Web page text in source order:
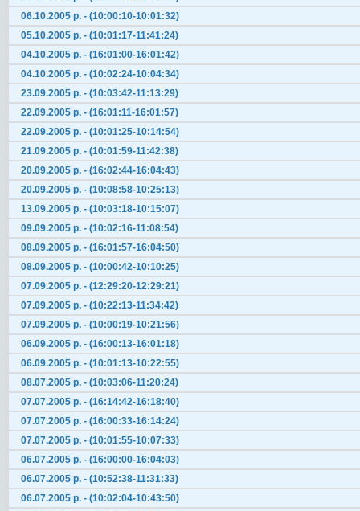
06.10.2005 р. - (10:00:10-10:01:32)
05.10.2005 р. - (10:01:17-11:41:24)
04.10.2005 р. - (16:01:00-16:01:42)
04.10.2005 р. - (10:02:24-10:04:34)
23.09.2005 р. - (10:03:42-11:13:29)
22.09.2005 р. - (16:01:11-16:01:57)
22.09.2005 р. - (10:01:25-10:14:54)
21.09.2005 р. - (10:01:59-11:42:38)
20.09.2005 р. - (16:02:44-16:04:43)
20.09.2005 р. - (10:08:58-10:25:13)
13.09.2005 р. - (10:03:18-10:15:07)
09.09.2005 р. - (10:02:16-11:08:54)
08.09.2005 р. - (16:01:57-16:04:50)
08.09.2005 р. - (10:00:42-10:10:25)
07.09.2005 р. - (12:29:20-12:29:21)
07.09.2005 р. - (10:22:13-11:34:42)
07.09.2005 р. - (10:00:19-10:21:56)
06.09.2005 р. - (16:00:13-16:01:18)
06.09.2005 р. - (10:01:13-10:22:55)
08.07.2005 р. - (10:03:06-11:20:24)
07.07.2005 р. - (16:14:42-16:18:40)
07.07.2005 р. - (16:00:33-16:14:24)
07.07.2005 р. - (10:01:55-10:07:33)
06.07.2005 р. - (16:00:00-16:04:03)
06.07.2005 р. - (10:52:38-11:31:33)
06.07.2005 р. - (10:02:04-10:43:50)